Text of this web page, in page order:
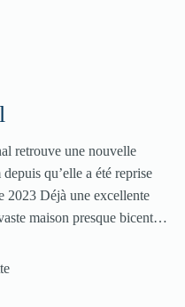
retrouve une nouvelle
qu’elle a été reprise
2023 Déjà une excellente
maison presque bicent…